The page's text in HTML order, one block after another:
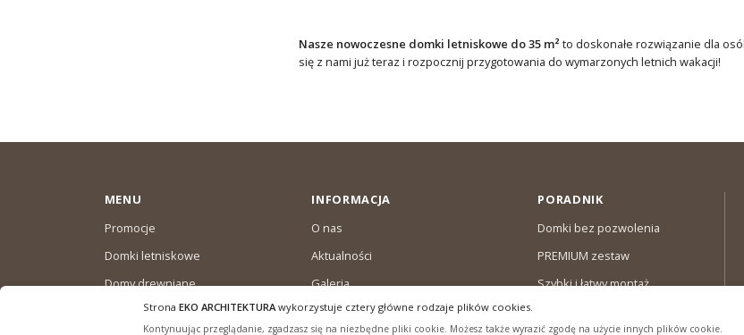
Nasze nowoczesne domki letniskowe do 35 m² to doskonałe rozwiązanie dla
się z nami już teraz i rozpocznij przygotowania do wymarzonych letnich wakacji!
MENU
Promocje
Domki letniskowe
Domy drewniane
Domki ogrodowe
INFORMACJA
O nas
Aktualności
Galeria
Warunki dostawy & Gwarancja
PORADNIK
Domki bez pozwolenia
PREMIUM zestaw
Szybki i łatwy montaż
Strona EKO ARCHITEKTURAwykorzystuje cztery główne rodzaje plików cookies.
Kontynuując przeglądanie, zgadzasz się na niezbędne pliki cookie. Możesz także wyrazić zgodę na użycie innych plików cookie.